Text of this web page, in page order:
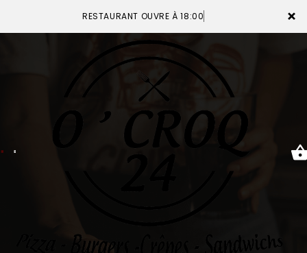
×
RESTAURANT OUVRE À 18:00